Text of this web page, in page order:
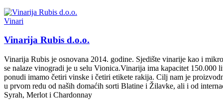
Vinari
Vinarija Rubis d.o.o.
Vinarija Rubis je osnovana 2014. godine. Sjedište vinarije kao i
se nalaze vinogradi je u selu Vionica.Vinarija ima kapacitet 150.000
ponudi imamo četiri vinske i četiri etikete rakija. Cilj nam je
u prvom redu od naših domaćih sorti Blatine i Žilavke, ali i od
Syrah, Merlot i Chardonnay